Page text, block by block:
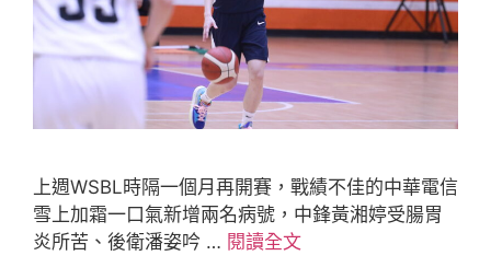
上週WSBL時隔一個月再開賽，戰績不佳的中華電信
雪上加霜一口氣新增兩名病號，中鋒黃湘婷受腸胃
炎所苦、後衛潘姿吟 … 閱讀全文